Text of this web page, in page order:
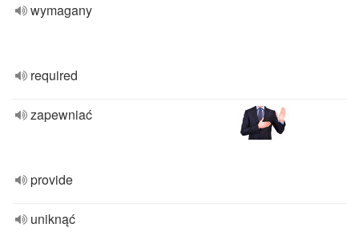
wymagany
required
zapewniać
provide
uniknąć